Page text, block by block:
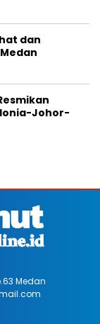
dan
Johor-
Medan